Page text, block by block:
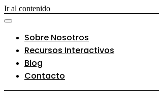
Ir al contenido
Sobre Nosotros
Recursos Interactivos
Blog
Contacto